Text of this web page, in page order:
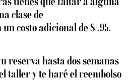
clase de
costo adicional de S/.95.
reserva hasta dos semanas
taller y te haré el reembolso